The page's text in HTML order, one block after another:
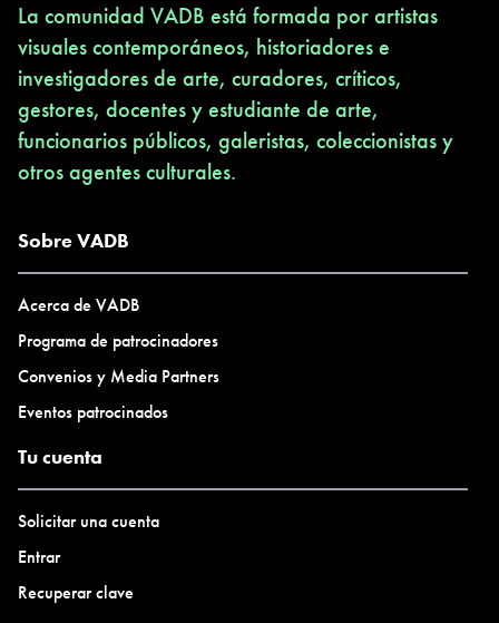
La comunidad VADB está formada por artistas
visuales contemporáneos, historiadores e
investigadores de arte, curadores, críticos,
gestores, docentes y estudiante de arte,
funcionarios públicos, galeristas, coleccionistas y
otros agentes culturales.
Sobre VADB
Acerca de VADB
Programa de patrocinadores
Convenios y Media Partners
Eventos patrocinados
Tu cuenta
Solicitar una cuenta
Entrar
Recuperar clave